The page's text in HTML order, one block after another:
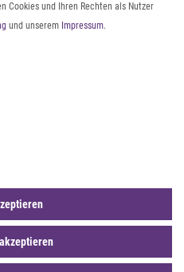
Textil- und Material-Guide
Geldbörse richtig organisieren
Cookies und Ihren Rechten als Nutzer
und unserem Impressum.
vorbehalten. |
rechtliche Hinweise